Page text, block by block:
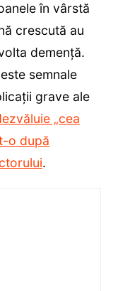
în vârstă
crescută au
demență.
semnale
grave ale
„cea
o după
.